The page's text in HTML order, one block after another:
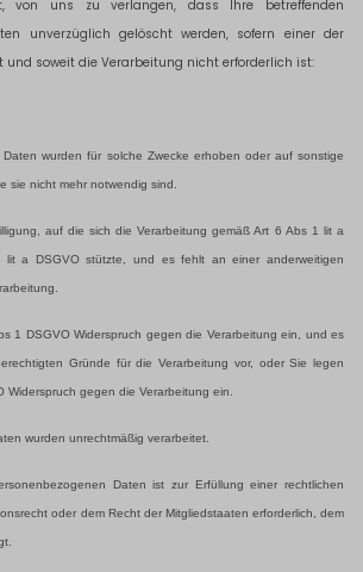
von uns zu verlangen, dass Ihre betreffenden
unverzüglich gelöscht werden, sofern einer der
und soweit die Verarbeitung nicht erforderlich ist:
wurden für solche Zwecke erhoben oder auf sonstige
sie nicht mehr notwendig sind.
auf die sich die Verarbeitung gemäß Art 6 Abs 1 lit a
a DSGVO stützte, und es fehlt an einer anderweitigen
1 DSGVO Widerspruch gegen die Verarbeitung ein, und es
Gründe für die Verarbeitung vor, oder Sie legen
Widerspruch gegen die Verarbeitung ein.
wurden unrechtmäßig verarbeitet.
Daten ist zur Erfüllung einer rechtlichen
oder dem Recht der Mitgliedstaaten erforderlich, dem